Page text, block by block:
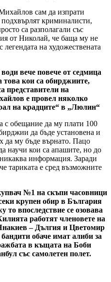
сам да изпрати
криминалисти,
са разполагали със
от Николай, че баща му не
на художествената
вече повече от седмица
това кои са обирджиите,
представители на
е провел няколко
на крадците“ в „Люлин“
обещание да му плати 100
да бъде установена и
да му бъде върнато. Пацо
научи кои са апашите, но до
информация. Заради
тариката е сред възможните
№1 на скъпи часовници
крупен обир в България
то впоследствие се озовава
работят членовете на
– Дългия и Цветомир
обаче имат алиби за
в къщата на Боби
със самолетен полет.